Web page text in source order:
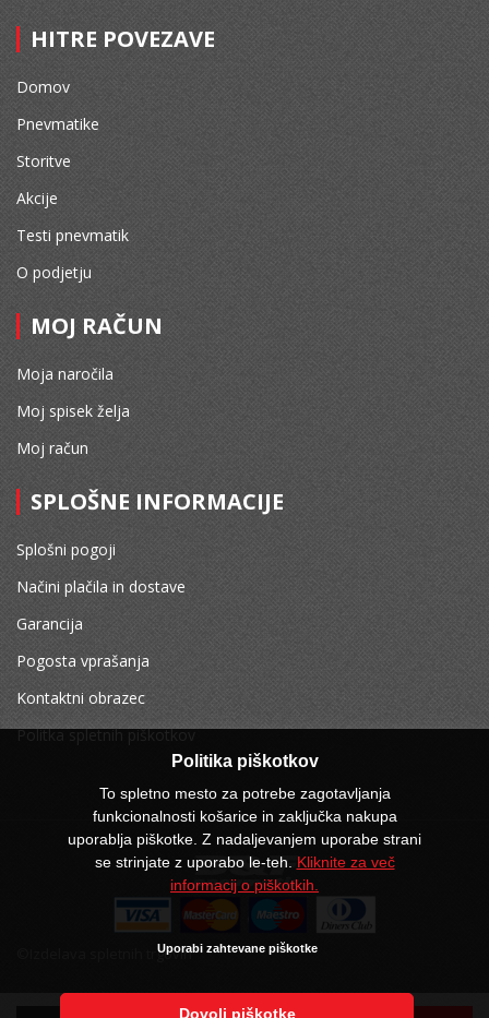
Politika piškotkov
To spletno mesto za potrebe zagotavljanja
funkcionalnosti košarice in zaključka nakupa
uporablja piškotke. Z nadaljevanjem uporabe strani
se strinjate z uporabo le-teh. Kliknite za več
informacij o piškotkih.
Uporabi zahtevane piškotke
Dovoli piškotke
HITRE POVEZAVE
Domov
Pnevmatike
Storitve
Akcije
Testi pnevmatik
O podjetju
MOJ RAČUN
Moja naročila
Moj spisek želja
Moj račun
SPLOŠNE INFORMACIJE
Splošni pogoji
Načini plačila in dostave
Garancija
Pogosta vprašanja
Kontaktni obrazec
Politka spletnih piškotkov
©Izdelava spletnih trgovin